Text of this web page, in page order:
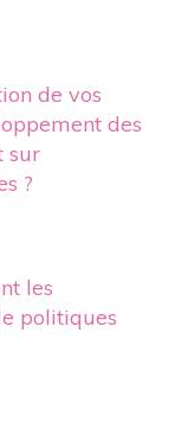
de vos
des
sur
?
les
politiques